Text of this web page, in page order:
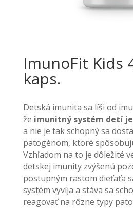
ImunoFit Kids
kaps.
Detská imunita sa líši od
že imunitný systém detí
a nie je tak schopný sa
patogénom, ktoré
Vzhľadom na to je dôležité
detskej imunity zvýšenú
postupným rastom dieťaťa
systém vyvíja a stáva sa
reagovať na rôzne typy